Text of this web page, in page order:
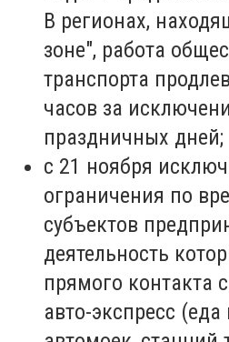
В регионах,
зоне", работа
транспорта
часов за
праздничных дней;
с 21 ноября
ограничения по
субъектов
деятельность
прямого контакта
авто-экспресс